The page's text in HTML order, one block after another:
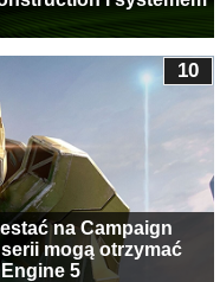
na Campaign
mogą otrzymać
5
10